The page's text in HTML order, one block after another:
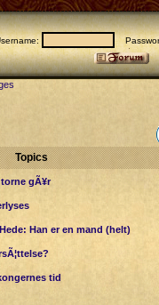
Topics
gÃ¥r
Han er en mand (helt)
tid